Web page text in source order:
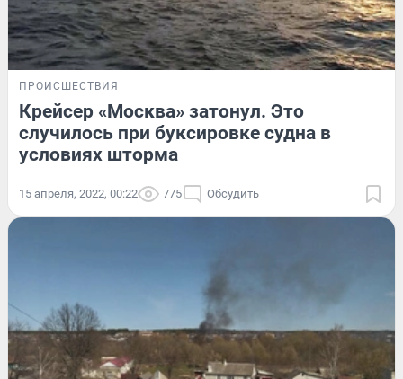
ПРОИСШЕСТВИЯ
Крейсер «Москва» затонул. Это
случилось при буксировке судна в
условиях шторма
15 апреля, 2022, 00:22 775 Обсудить